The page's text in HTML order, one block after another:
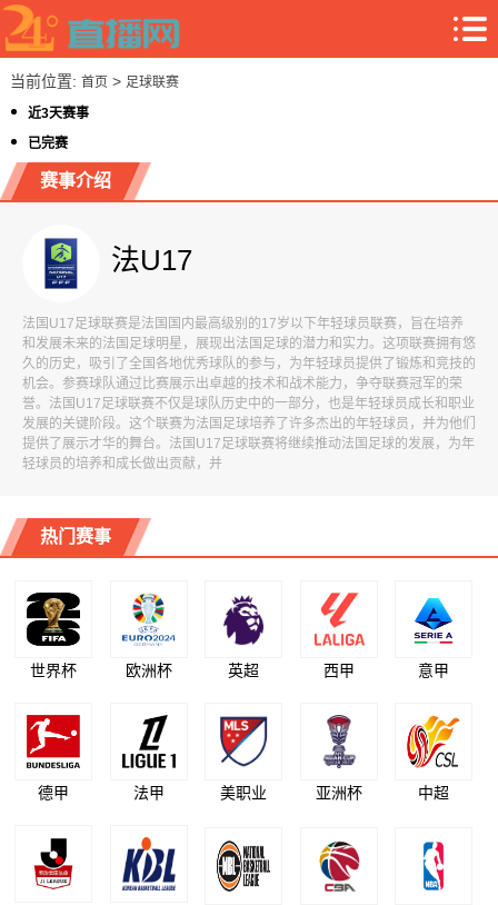
当前位置: 首页> 足球联赛
近3天赛事
已完赛
赛事介绍
法U17
法国U17足球联赛是法国国内最高级别的17岁以下年轻球员联赛，旨在培养
和发展未来的法国足球明星，展现出法国足球的潜力和实力。这项联赛拥有悠
久的历史，吸引了全国各地优秀球队的参与，为年轻球员提供了锻炼和竞技的
机会。参赛球队通过比赛展示出卓越的技术和战术能力，争夺联赛冠军的荣
誉。法国U17足球联赛不仅是球队历史中的一部分，也是年轻球员成长和职业
发展的关键阶段。这个联赛为法国足球培养了许多杰出的年轻球员，并为他们
提供了展示才华的舞台。法国U17足球联赛将继续推动法国足球的发展，为年
轻球员的培养和成长做出贡献，并
热门赛事
世界杯 欧洲杯 英超 西甲 意甲
德甲 法甲 美职业 亚洲杯 中超